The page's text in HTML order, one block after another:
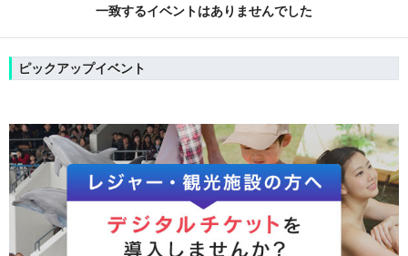
一致するイベントはありませんでした
ピックアップイベント